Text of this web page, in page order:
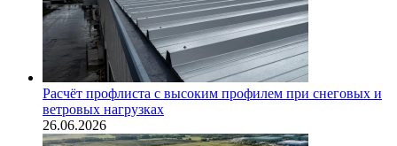
Расчёт профлиста с высоким профилем при снеговых и
ветровых нагрузках
26.06.2026